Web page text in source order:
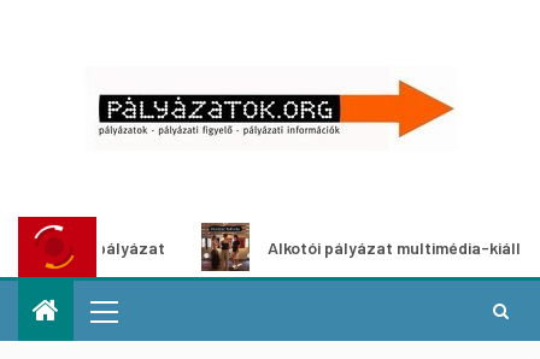
Alkotói pályázat multimédia-kiállításhoz